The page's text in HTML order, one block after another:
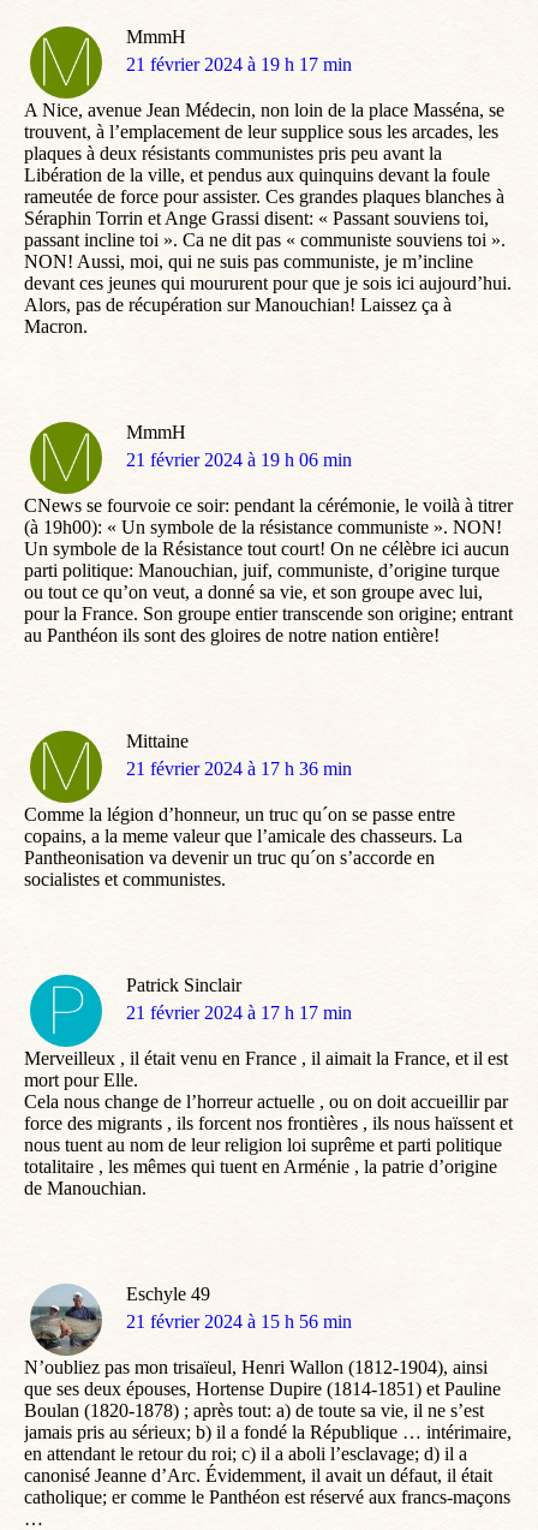
MmmH
dit
21 février 2024 à 19 h 17 min
A Nice, avenue Jean Médecin, non loin de la place Masséna, se
trouvent, à l’emplacement de leur supplice sous les arcades, les
plaques à deux résistants communistes pris peu avant la
Libération de la ville, et pendus aux quinquins devant la foule
rameutée de force pour assister. Ces grandes plaques blanches à
Séraphin Torrin et Ange Grassi disent: « Passant souviens toi,
passant incline toi ». Ca ne dit pas « communiste souviens toi ».
NON! Aussi, moi, qui ne suis pas communiste, je m’incline
devant ces jeunes qui moururent pour que je sois ici aujourd’hui.
Alors, pas de récupération sur Manouchian! Laissez ça à
Macron.
MmmH
dit
21 février 2024 à 19 h 06 min
CNews se fourvoie ce soir: pendant la cérémonie, le voilà à titrer
(à 19h00): « Un symbole de la résistance communiste ». NON!
Un symbole de la Résistance tout court! On ne célèbre ici aucun
parti politique: Manouchian, juif, communiste, d’origine turque
ou tout ce qu’on veut, a donné sa vie, et son groupe avec lui,
pour la France. Son groupe entier transcende son origine; entrant
au Panthéon ils sont des gloires de notre nation entière!
Mittaine
dit
21 février 2024 à 17 h 36 min
Comme la légion d’honneur, un truc qu´on se passe entre
copains, a la meme valeur que l’amicale des chasseurs. La
Pantheonisation va devenir un truc qu´on s’accorde en
socialistes et communistes.
Patrick Sinclair
dit
21 février 2024 à 17 h 17 min
Merveilleux , il était venu en France , il aimait la France, et il est
mort pour Elle.
Cela nous change de l’horreur actuelle , ou on doit accueillir par
force des migrants , ils forcent nos frontières , ils nous haïssent et
nous tuent au nom de leur religion loi suprême et parti politique
totalitaire , les mêmes qui tuent en Arménie , la patrie d’origine
de Manouchian.
Eschyle 49
dit
21 février 2024 à 15 h 56 min
N’oubliez pas mon trisaïeul, Henri Wallon (1812-1904), ainsi
que ses deux épouses, Hortense Dupire (1814-1851) et Pauline
Boulan (1820-1878) ; après tout: a) de toute sa vie, il ne s’est
jamais pris au sérieux; b) il a fondé la République … intérimaire,
en attendant le retour du roi; c) il a aboli l’esclavage; d) il a
canonisé Jeanne d’Arc. Évidemment, il avait un défaut, il était
catholique; er comme le Panthéon est réservé aux francs-maçons
…